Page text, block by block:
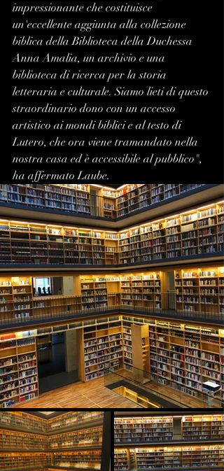
impressionante che costituisce
un'eccellente aggiunta alla collezione
biblica della Biblioteca della Duchessa
Anna Amalia, un archivio e una
biblioteca di ricerca per la storia
letteraria e culturale. Siamo lieti di questo
straordinario dono con un accesso
artistico ai mondi biblici e al testo di
Lutero, che ora viene tramandato nella
nostra casa ed è accessibile al pubblico",
ha affermato Laube.